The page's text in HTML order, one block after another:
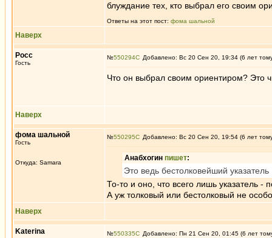
блуждание тех, кто выбрал его своим
Ответы на этот пост: фома шальной
Наверх
Росс
Гость
№550294 Добавлено: Вс 20 Сен 20, 19:34 (6 лет
Что он выбрал своим ориентиром? Это
Наверх
фома шальной
Гость
Откуда: Samara
№550295 Добавлено: Вс 20 Сен 20, 19:54 (6 лет
Анабхогин пишет:
Это ведь бестолковейший указатель
То-то и оно, что всего лишь указатель -
А уж толковый или бестолковый не
Наверх
Katerina №550335 Добавлено: Пн 21 Сен 20, 01:45 (6 лет